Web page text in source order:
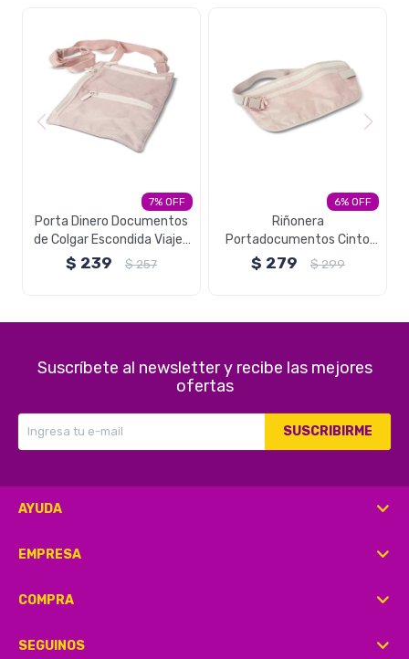
7
Porta Dinero Documentos
de Colgar Escondida Viajes
Brio
$ 239 $257
6
Riñonera
Portadocumentos Cinto
Dinero Oculto Viajes Brio
$ 279 $299
Suscríbete al newsletter y recibe las mejores
ofertas
SUSCRIBIRME
AYUDA
EMPRESA
COMPRA
SEGUINOS